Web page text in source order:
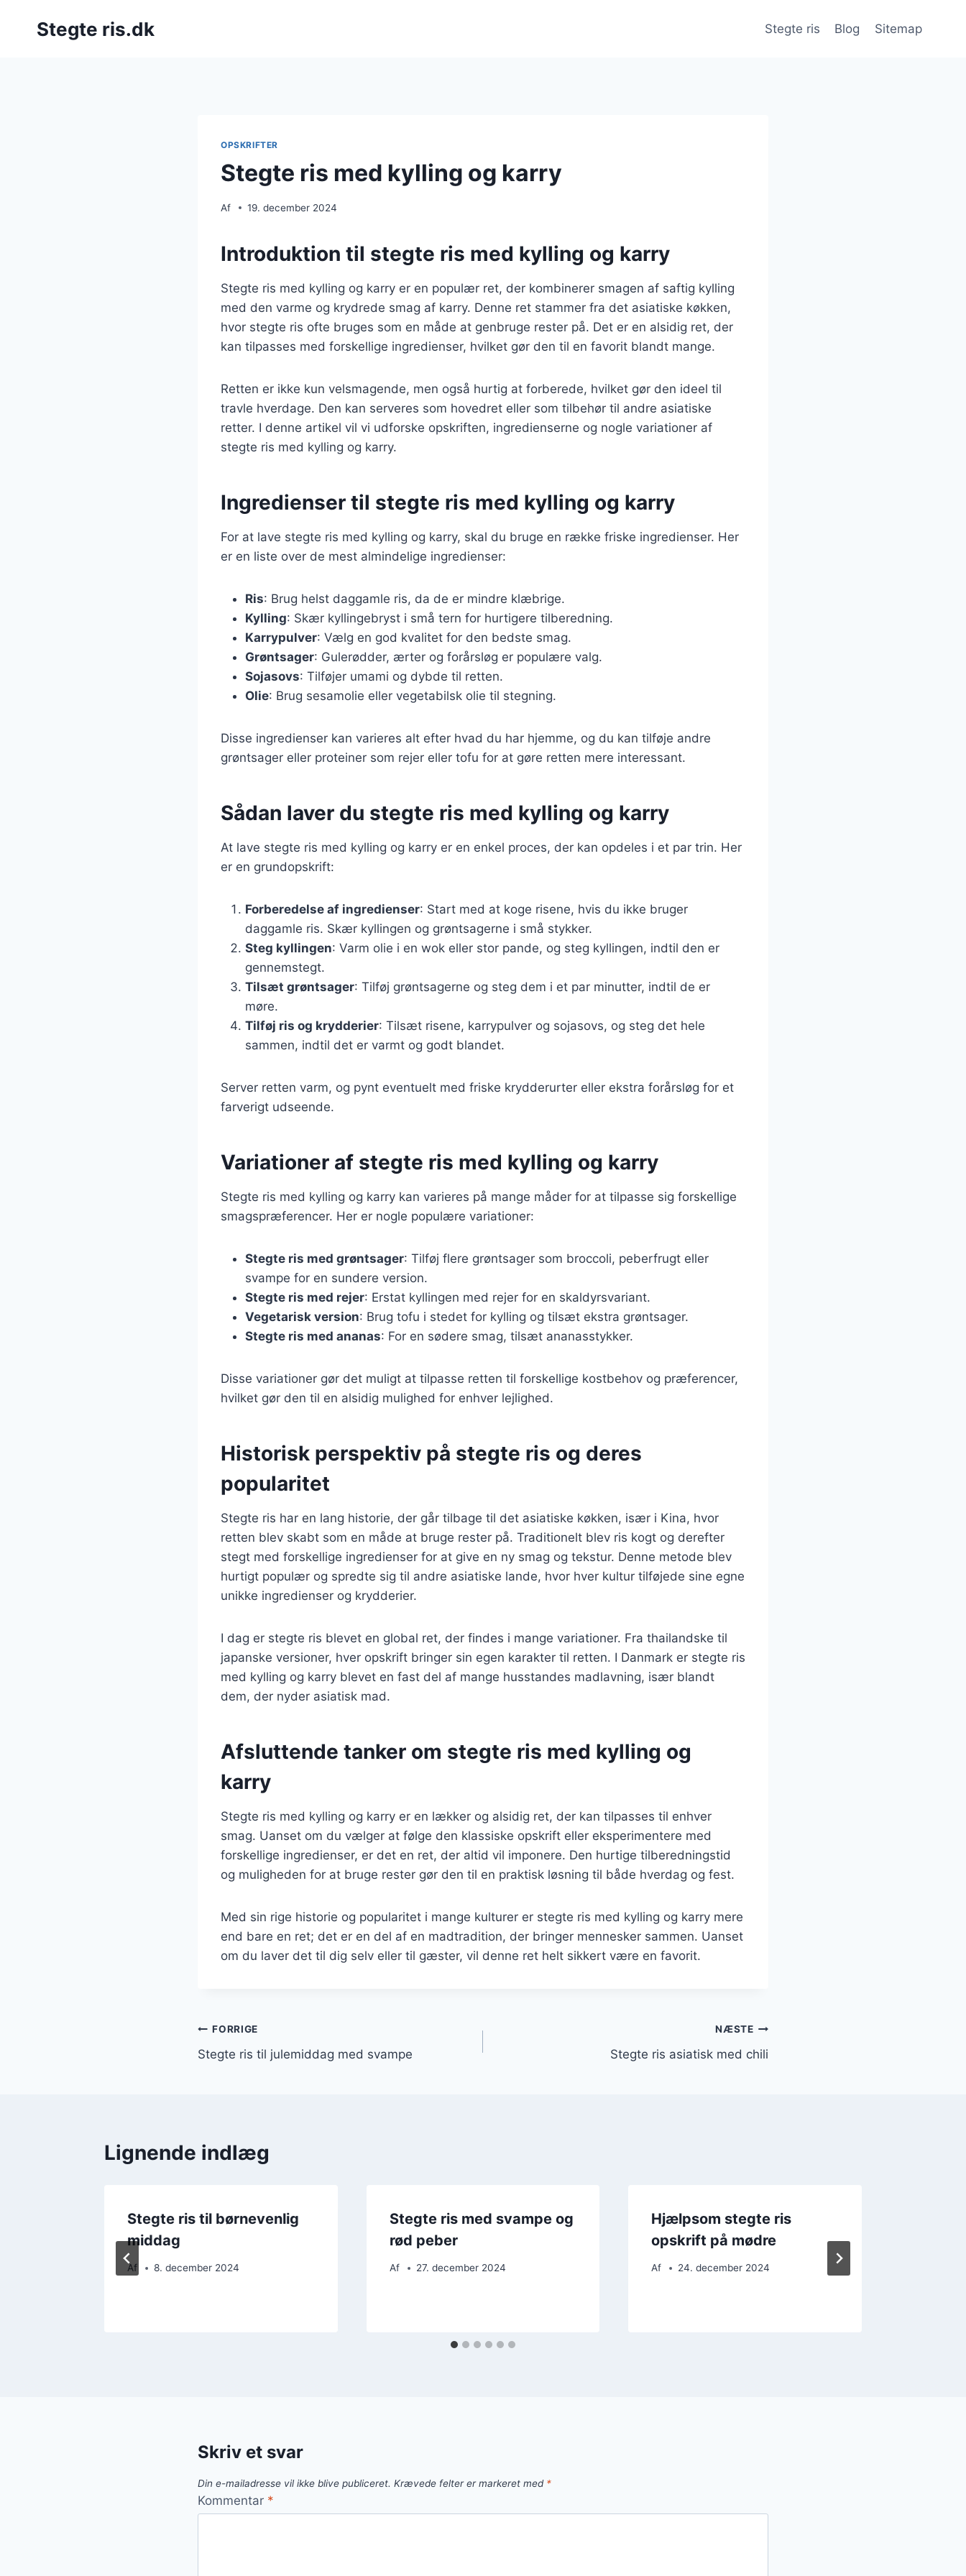
Stegte ris.dk Stegte ris Blog Sitemap
OPSKRIFTER
Stegte ris med kylling og karry
Af 19. december 2024
Introduktion til stegte ris med kylling og karry
Stegte ris med kylling og karry er en populær ret, der kombinerer smagen af saftig kylling
med den varme og krydrede smag af karry. Denne ret stammer fra det asiatiske køkken,
hvor stegte ris ofte bruges som en måde at genbruge rester på. Det er en alsidig ret, der
kan tilpasses med forskellige ingredienser, hvilket gør den til en favorit blandt mange.
Retten er ikke kun velsmagende, men også hurtig at forberede, hvilket gør den ideel til
travle hverdage. Den kan serveres som hovedret eller som tilbehør til andre asiatiske
retter. I denne artikel vil vi udforske opskriften, ingredienserne og nogle variationer af
stegte ris med kylling og karry.
Ingredienser til stegte ris med kylling og karry
For at lave stegte ris med kylling og karry, skal du bruge en række friske ingredienser. Her
er en liste over de mest almindelige ingredienser:
Ris: Brug helst daggamle ris, da de er mindre klæbrige.
Kylling: Skær kyllingebryst i små tern for hurtigere tilberedning.
Karrypulver: Vælg en god kvalitet for den bedste smag.
Grøntsager: Gulerødder, ærter og forårsløg er populære valg.
Sojasovs: Tilføjer umami og dybde til retten.
Olie: Brug sesamolie eller vegetabilsk olie til stegning.
Disse ingredienser kan varieres alt efter hvad du har hjemme, og du kan tilføje andre
grøntsager eller proteiner som rejer eller tofu for at gøre retten mere interessant.
Sådan laver du stegte ris med kylling og karry
At lave stegte ris med kylling og karry er en enkel proces, der kan opdeles i et par trin. Her
er en grundopskrift:
Forberedelse af ingredienser: Start med at koge risene, hvis du ikke bruger
daggamle ris. Skær kyllingen og grøntsagerne i små stykker.
Steg kyllingen: Varm olie i en wok eller stor pande, og steg kyllingen, indtil den er
gennemstegt.
Tilsæt grøntsager: Tilføj grøntsagerne og steg dem i et par minutter, indtil de er
møre.
Tilføj ris og krydderier: Tilsæt risene, karrypulver og sojasovs, og steg det hele
sammen, indtil det er varmt og godt blandet.
Server retten varm, og pynt eventuelt med friske krydderurter eller ekstra forårsløg for et
farverigt udseende.
Variationer af stegte ris med kylling og karry
Stegte ris med kylling og karry kan varieres på mange måder for at tilpasse sig forskellige
smagspræferencer. Her er nogle populære variationer:
Stegte ris med grøntsager: Tilføj flere grøntsager som broccoli, peberfrugt eller
svampe for en sundere version.
Stegte ris med rejer: Erstat kyllingen med rejer for en skaldyrsvariant.
Vegetarisk version: Brug tofu i stedet for kylling og tilsæt ekstra grøntsager.
Stegte ris med ananas: For en sødere smag, tilsæt ananasstykker.
Disse variationer gør det muligt at tilpasse retten til forskellige kostbehov og præferencer,
hvilket gør den til en alsidig mulighed for enhver lejlighed.
Historisk perspektiv på stegte ris og deres
popularitet
Stegte ris har en lang historie, der går tilbage til det asiatiske køkken, især i Kina, hvor
retten blev skabt som en måde at bruge rester på. Traditionelt blev ris kogt og derefter
stegt med forskellige ingredienser for at give en ny smag og tekstur. Denne metode blev
hurtigt populær og spredte sig til andre asiatiske lande, hvor hver kultur tilføjede sine egne
unikke ingredienser og krydderier.
I dag er stegte ris blevet en global ret, der findes i mange variationer. Fra thailandske til
japanske versioner, hver opskrift bringer sin egen karakter til retten. I Danmark er stegte ris
med kylling og karry blevet en fast del af mange husstandes madlavning, især blandt
dem, der nyder asiatisk mad.
Afsluttende tanker om stegte ris med kylling og
karry
Stegte ris med kylling og karry er en lækker og alsidig ret, der kan tilpasses til enhver
smag. Uanset om du vælger at følge den klassiske opskrift eller eksperimentere med
forskellige ingredienser, er det en ret, der altid vil imponere. Den hurtige tilberedningstid
og muligheden for at bruge rester gør den til en praktisk løsning til både hverdag og fest.
Med sin rige historie og popularitet i mange kulturer er stegte ris med kylling og karry mere
end bare en ret; det er en del af en madtradition, der bringer mennesker sammen. Uanset
om du laver det til dig selv eller til gæster, vil denne ret helt sikkert være en favorit.
Indlægsnavigation
FORRIGE
Stegte ris til julemiddag med svampe
NÆSTE
Stegte ris asiatisk med chili
Lignende indlæg
Stegte ris til børnevenlig
middag
Af 8. december 2024
Stegte ris med svampe og
rød peber
Af 27. december 2024
Hjælpsom stegte ris
opskrift på mødre
Af 24. december 2024
Skriv et svar
Din e-mailadresse vil ikke blive publiceret. Krævede felter er markeret med *
Kommentar *